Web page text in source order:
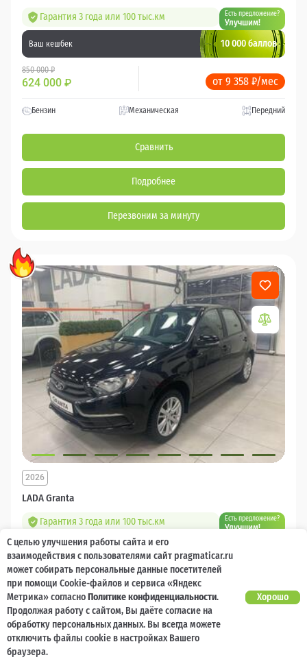
Гарантия 3 года или 100 тыс.км Есть предложение?
Улучшим!
Ваш кешбек 10 000 баллов
850 000 ₽
624 000 ₽ от 9 358 ₽/мес
Бензин Механическая Передний
Сравнить
Подробнее
Перезвоним за минуту
LADA Granta
2026
Гарантия 3 года или 100 тыс.км Есть предложение?
Улучшим!
Ваш кешбек
1 218 000 ₽
904 400₽
Бензин Механическая
С целью улучшения работы сайта и его
взаимодействия с пользователями сайт pragmaticar.ru
может собирать персональные данные посетителей
при помощи Cookie-файлов и сервиса «Яндекс
Метрика» согласноПолитике конфиденциальности.
Продолжая работу с сайтом, Вы даёте согласие на
обработку персональных данных. Вы всегда можете
отключить файлы cookie в настройках Вашего
браузера.
Хорошо